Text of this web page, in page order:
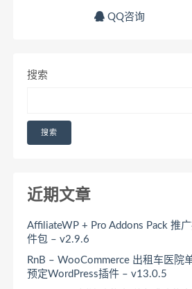
QQ咨询
搜索
搜索
近期文章
AffiliateWP + Pro Addons Pack 推
件包 – v2.9.6
RnB – WooCommerce 出租车医院
预定WordPress插件 – v13.0.5